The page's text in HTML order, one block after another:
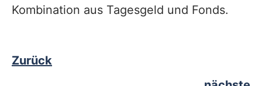
Kombination aus Tagesgeld und Fonds.
Zurück